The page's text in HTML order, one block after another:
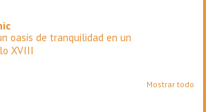
oasis de tranquilidad en un
XVIII
Mostrar todo